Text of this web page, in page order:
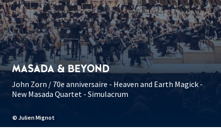
© Julien Mignot
MASADA & BEYOND
John Zorn / 70e anniversaire - Heaven and Earth Magick -
New Masada Quartet - Simulacrum